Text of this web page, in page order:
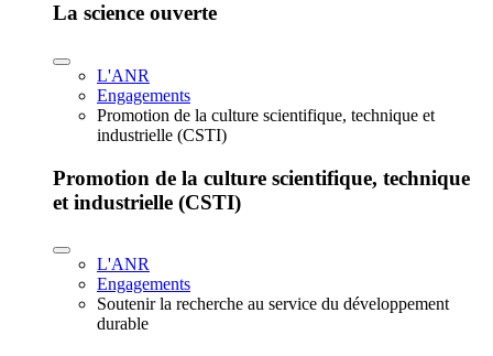
La science ouverte
L'ANR
Engagements
Promotion de la culture scientifique, technique et
industrielle (CSTI)
Promotion de la culture scientifique, technique
et industrielle (CSTI)
L'ANR
Engagements
Soutenir la recherche au service du développement
durable